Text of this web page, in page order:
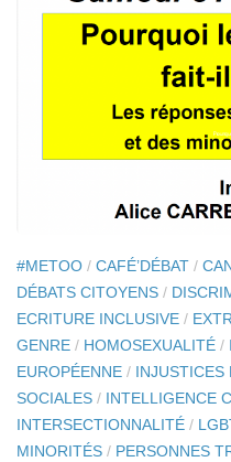
#METOO / CAFÉ’DÉBAT /
DÉBATS CITOYENS /
ECRITURE INCLUSIVE /
GENRE / HOMOSEXUALITÉ /
EUROPÉENNE / INJUSTICES
SOCIALES / INTELLIGENCE
INTERSECTIONNALITÉ /
MINORITÉS / PERSONNES